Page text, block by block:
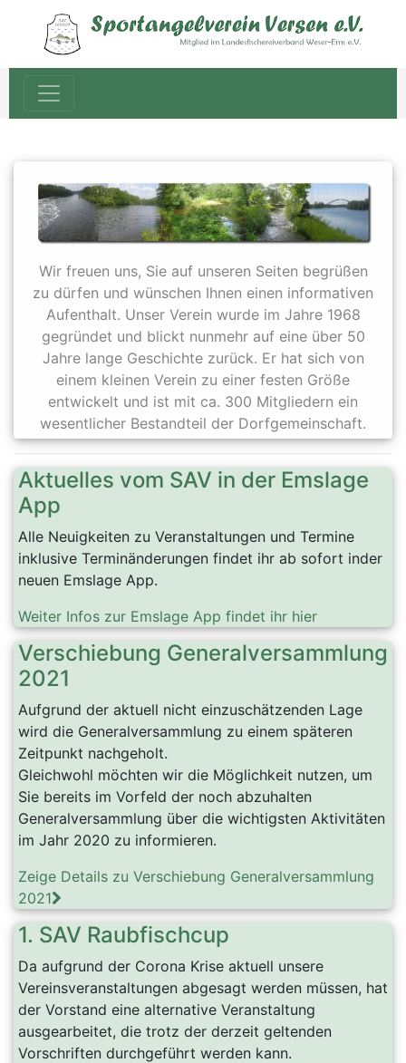
Wir freuen uns, Sie auf unseren Seiten begrüßen
zu dürfen und wünschen Ihnen einen informativen
Aufenthalt. Unser Verein wurde im Jahre 1968
gegründet und blickt nunmehr auf eine über 50
Jahre lange Geschichte zurück. Er hat sich von
einem kleinen Verein zu einer festen Größe
entwickelt und ist mit ca. 300 Mitgliedern ein
wesentlicher Bestandteil der Dorfgemeinschaft.
Aktuelles vom SAV in der Emslage
App
Alle Neuigkeiten zu Veranstaltungen und Termine
inklusive Terminänderungen findet ihr ab sofort inder
neuen Emslage App.
Weiter Infos zur Emslage App findet ihr hier
Verschiebung Generalversammlung
2021
Aufgrund der aktuell nicht einzuschätzenden Lage
wird die Generalversammlung zu einem späteren
Zeitpunkt nachgeholt.
Gleichwohl möchten wir die Möglichkeit nutzen, um
Sie bereits im Vorfeld der noch abzuhalten
Generalversammlung über die wichtigsten Aktivitäten
im Jahr 2020 zu informieren.
Zeige Details zu Verschiebung Generalversammlung
2021
1. SAV Raubfischcup
Da aufgrund der Corona Krise aktuell unsere
Vereinsveranstaltungen abgesagt werden müssen, hat
der Vorstand eine alternative Veranstaltung
ausgearbeitet, die trotz der derzeit geltenden
Vorschriften durchgeführt werden kann.